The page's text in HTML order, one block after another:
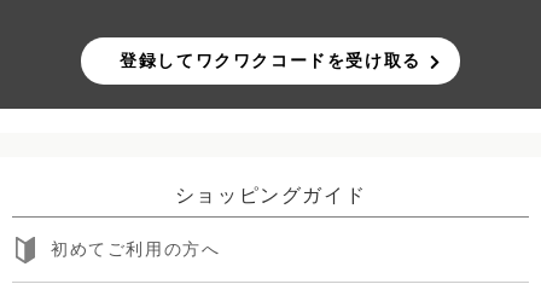
登録してワクワクコードを受け取る
ショッピングガイド
初めてご利用の方へ